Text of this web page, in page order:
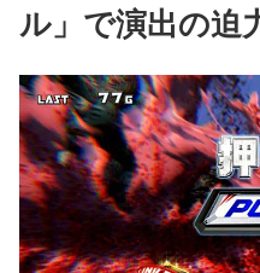
ル」で演出の迫